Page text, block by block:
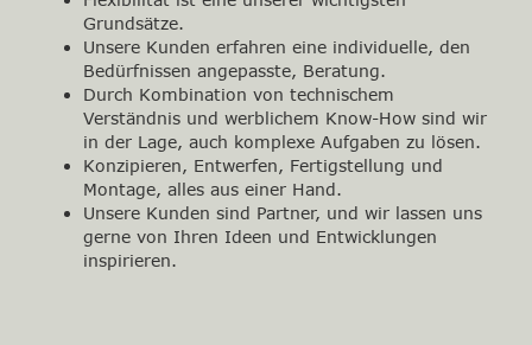
Grundsätze.
Unsere Kunden erfahren eine individuelle, den
Bedürfnissen angepasste, Beratung.
Durch Kombination von technischem
Verständnis und werblichem Know-How sind wir
in der Lage, auch komplexe Aufgaben zu lösen.
Konzipieren, Entwerfen, Fertigstellung und
Montage, alles aus einer Hand.
Unsere Kunden sind Partner, und wir lassen uns
gerne von Ihren Ideen und Entwicklungen
inspirieren.